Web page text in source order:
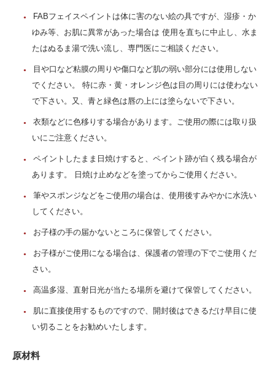
FABフェイスペイントは体に害のない絵の具ですが、湿疹・か
ゆみ等、お肌に異常があった場合は 使用を直ちに中止し、水ま
たはぬるま湯で洗い流し、専門医にご相談ください。
目や口など粘膜の周りや傷口など肌の弱い部分には使用しない
でください。 特に赤・黄・オレンジ色は目の周りには使わない
で下さい。又、青と緑色は唇の上には塗らないで下さい。
衣類などに色移りする場合があります。ご使用の際には取り扱
いにご注意ください。
ペイントしたまま日焼けすると、ペイント跡が白く残る場合が
あります。 日焼け止めなどを塗ってからご使用ください。
筆やスポンジなどをご使用の場合は、使用後すみやかに水洗い
してください。
お子様の手の届かないところに保管してください。
お子様がご使用になる場合は、保護者の管理の下でご使用くだ
さい。
高温多湿、直射日光が当たる場所を避けて保管してください。
肌に直接使用するものですので、開封後はできるだけ早目に使
い切ることをお勧めいたします。
原材料